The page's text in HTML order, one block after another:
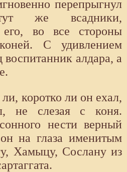
перепрыгнул
же всадники,
его, во все стороны
С удивлением
воспитанник алдара, а
ли, коротко ли он ехал,
не слезая с коня.
нести верный
на глаза именитым
Хамыцу, Сослану из